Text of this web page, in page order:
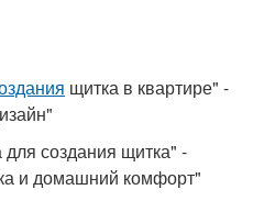
щитка в квартире" -
создания щитка" -
и домашний комфорт"